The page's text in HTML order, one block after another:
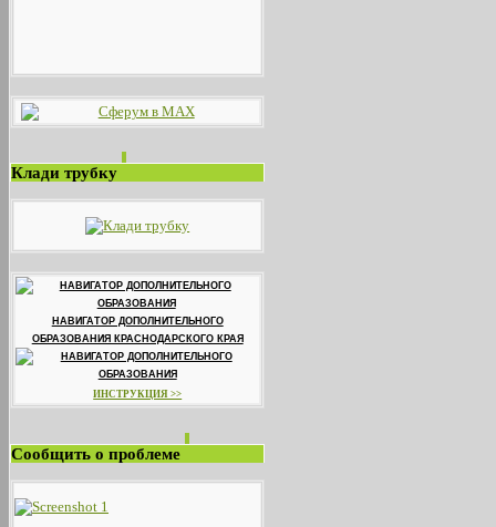
Клади трубку
НАВИГАТОР ДОПОЛНИТЕЛЬНОГО
ОБРАЗОВАНИЯ КРАСНОДАРСКОГО КРАЯ
ИНСТРУКЦИЯ >>
Сообщить о проблеме